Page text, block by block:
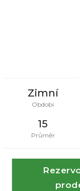
Zimní
Období
15
Průměr